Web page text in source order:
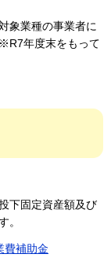
象業種の事業者に
年度末をもって
下固定資産額及び
。
費補助金